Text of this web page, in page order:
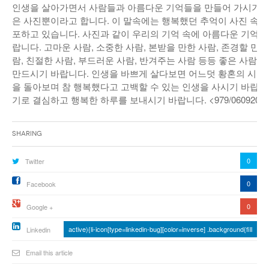
인생을 살아가면서 사람들과 아름다운 기억들을 만들어 가시기
은 사진뿐이라고 합니다. 이 말속에는 행복했던 추억이 사진 속
포하고 있습니다. 사진과 같이 우리의 기억 속에 아름다운 기억
랍니다. 고마운 사람, 소중한 사람, 본받을 만한 사람, 존경할 만
람, 친절한 사람, 부드러운 사람, 반겨주는 사람 등등 좋은 사람
만드시기 바랍니다. 인생을 바쁘게 살다보면 어느덧 황혼의 시
을 돌아보며 참 행복했다고 고백할 수 있는 인생을 사시기 바랍
기로 결심하고 행복한 하루를 보내시기 바랍니다. <979/
Sharing
Twitter 0
Facebook 0
Google + 0
Linkedin active){li-icon[type=linkedin-bug][color=inverse] .background{fill
Email this article